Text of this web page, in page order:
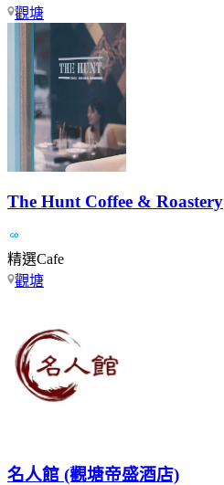
觀塘
The Hunt Coffee & Roastery
精選Cafe
觀塘
名人館 (觀塘帝盛酒店)